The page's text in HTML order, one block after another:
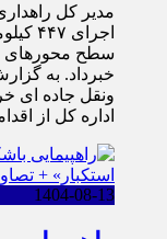
مدیر کل
سطح محورهای
خبرداد. به
ونقل جاده ای
اداره کل از
1404-08-13